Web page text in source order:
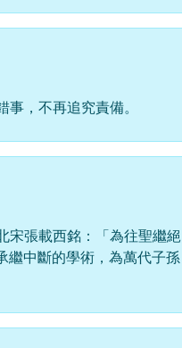
，不再追究責備。
宋張載西銘：「為往聖繼絕
中斷的學術，為萬代子孫